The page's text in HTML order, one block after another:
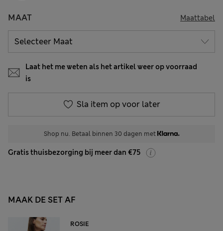
MAAT Maattabel
Laat het me weten als het artikel weer op voorraad
is
Sla item op voor later
Shop nu. Betaal binnen 30 dagen met
Gratis thuisbezorging bij meer dan €75
MAAK DE SET AF
ROSIE